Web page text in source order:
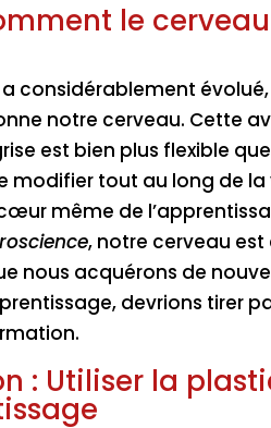
le cerveau
a considérablement
notre cerveau. Cette
est bien plus flexible
modifier tout au long de la
même de
, notre cerveau
nous acquérons de
devrions tirer
: Utiliser la